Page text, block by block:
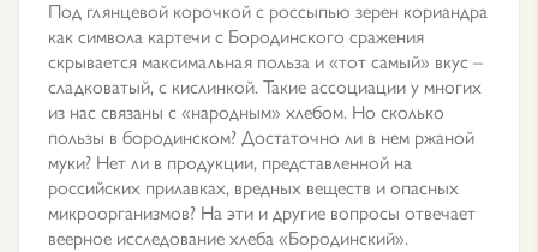
Под глянцевой корочкой с россыпью зерен кориандра
как символа картечи с Бородинского сражения
скрывается максимальная польза и «тот самый» вкус –
сладковатый, с кислинкой. Такие ассоциации у многих
из нас связаны с «народным» хлебом. Но сколько
пользы в бородинском? Достаточно ли в нем ржаной
муки? Нет ли в продукции, представленной на
российских прилавках, вредных веществ и опасных
микроорганизмов? На эти и другие вопросы отвечает
веерное исследование хлеба «Бородинский».